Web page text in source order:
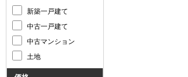
お客様の声
お問い合わせ
新築一戸建て
中古一戸建て
中古マンション
土地